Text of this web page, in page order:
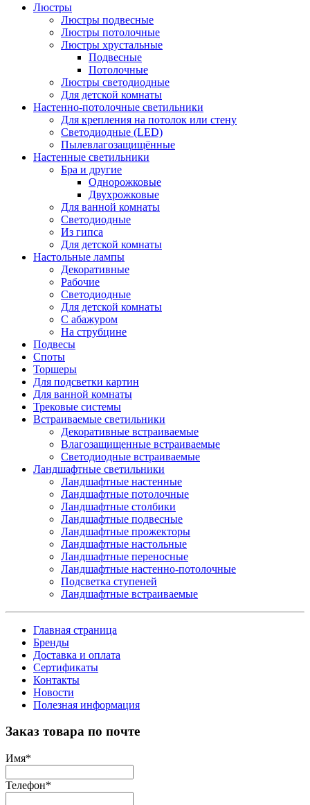
Люстры
Люстры подвесные
Люстры потолочные
Люстры хрустальные
Подвесные
Потолочные
Люстры светодиодные
Для детской комнаты
Настенно-потолочные светильники
Для крепления на потолок или стену
Светодиодные (LED)
Пылевлагозащищённые
Настенные светильники
Бра и другие
Однорожковые
Двухрожковые
Для ванной комнаты
Светодиодные
Из гипса
Для детской комнаты
Настольные лампы
Декоративные
Рабочие
Светодиодные
Для детской комнаты
С абажуром
На струбцине
Подвесы
Споты
Торшеры
Для подсветки картин
Для ванной комнаты
Трековые системы
Встраиваемые светильники
Декоративные встраиваемые
Влагозащищенные встраиваемые
Светодиодные встраиваемые
Ландшафтные светильники
Ландшафтные настенные
Ландшафтные потолочные
Ландшафтные столбики
Ландшафтные подвесные
Ландшафтные прожекторы
Ландшафтные настольные
Ландшафтные переносные
Ландшафтные настенно-потолочные
Подсветка ступеней
Ландшафтные встраиваемые
Главная страница
Бренды
Доставка и оплата
Сертификаты
Контакты
Новости
Полезная информация
Заказ товара по почте
Имя*
Телефон*